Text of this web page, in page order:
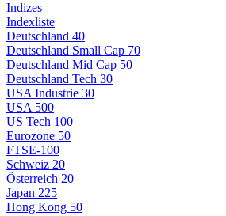
Indizes
Indexliste
Deutschland 40
Deutschland Small Cap 70
Deutschland Mid Cap 50
Deutschland Tech 30
USA Industrie 30
USA 500
US Tech 100
Eurozone 50
FTSE-100
Schweiz 20
Österreich 20
Japan 225
Hong Kong 50